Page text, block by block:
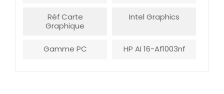
Réf Carte
Graphique
Intel Graphics
Gamme PC HP AI 16-Af1003nf